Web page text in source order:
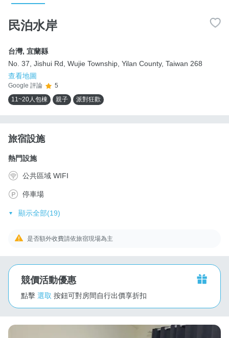
民泊水岸
台灣, 宜蘭縣
No. 37, Jishui Rd, Wujie Township, Yilan County, Taiwan 268
查看地圖
Google 評論
5
11~20人包棟
親子 派對狂歡
旅宿設施
熱門設施
公共區域 WIFI
停車場
顯示全部(19)
是否額外收費請依旅宿現場為主
競價活動優惠
點擊 選取 按鈕可對房間自行出價享折扣